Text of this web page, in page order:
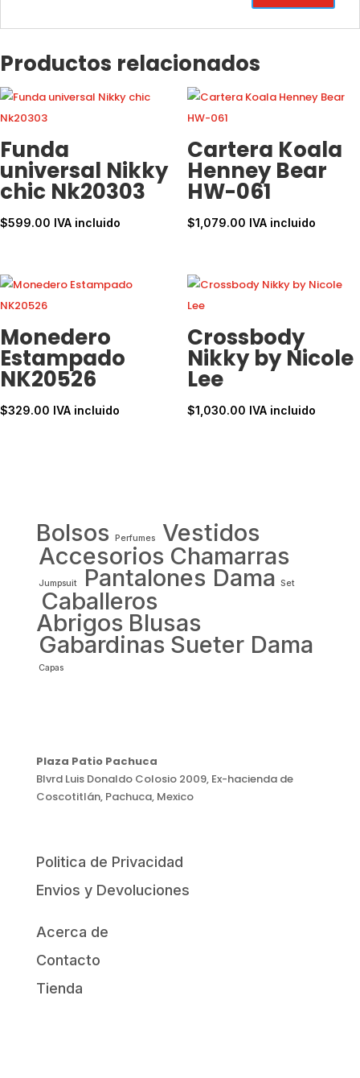
Productos relacionados
Funda
universal Nikky
chic Nk20303
$599.00 IVA incluido
Cartera Koala
Henney Bear
HW-061
$1,079.00 IVA incluido
Monedero
Estampado
NK20526
$329.00 IVA incluido
Crossbody
Nikky by Nicole
Lee
$1,030.00 IVA incluido
Bolsos Perfumes
Vestidos
Accesorios Chamarras
Jumpsuit Pantalones Dama Set
Caballeros
Abrigos Blusas
Gabardinas Sueter Dama
Capas
Plaza Patio Pachuca
Blvrd Luis Donaldo Colosio 2009, Ex-hacienda de
Coscotitlán, Pachuca, Mexico
Politica de Privacidad
Envios y Devoluciones
Acerca de
Contacto
Tienda